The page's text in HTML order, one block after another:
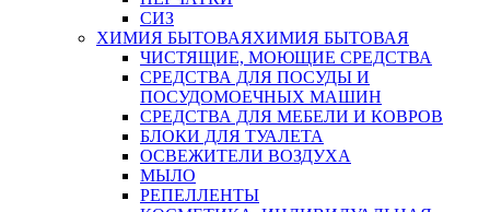
СИЗ
ХИМИЯ БЫТОВАЯХИМИЯ БЫТОВАЯ
ЧИСТЯЩИЕ, МОЮЩИЕ СРЕДСТВА
СРЕДСТВА ДЛЯ ПОСУДЫ И
ПОСУДОМОЕЧНЫХ МАШИН
СРЕДСТВА ДЛЯ МЕБЕЛИ И КОВРОВ
БЛОКИ ДЛЯ ТУАЛЕТА
ОСВЕЖИТЕЛИ ВОЗДУХА
МЫЛО
РЕПЕЛЛЕНТЫ